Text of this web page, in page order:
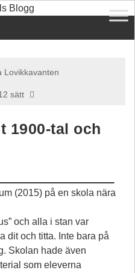
Lovikkavanten
sätt
1900-tal och
(2015) på en skola nära
och alla i stan var
dit och titta. Inte bara på
Skolan hade även
som eleverna